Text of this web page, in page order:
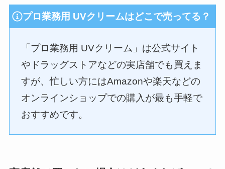
プロ業務用 UVクリームはどこで売ってる？
「プロ業務用 UVクリーム」は公式サイト
やドラッグストアなどの実店舗でも買えま
すが、忙しい方にはAmazonや楽天などの
オンラインショップでの購入が最も手軽で
おすすめです。